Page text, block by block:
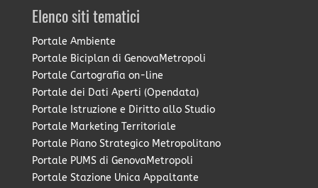
Elenco siti tematici
Portale Ambiente
Portale Biciplan di GenovaMetropoli
Portale Cartografia on-line
Portale dei Dati Aperti (Opendata)
Portale Istruzione e Diritto allo Studio
Portale Marketing Territoriale
Portale Piano Strategico Metropolitano
Portale PUMS di GenovaMetropoli
Portale Stazione Unica Appaltante